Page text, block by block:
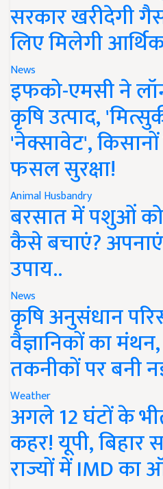
सरकार खरीदेगी
लिए मिलेगी
News
इफको-एमसी ने
कृषि उत्पाद,
'नेक्सावेट',
फसल सुरक्षा!
Animal Husbandry
बरसात में पशुओं को
कैसे बचाएं?
उपाय..
News
कृषि अनुसंधान
वैज्ञानिकों का
तकनीकों पर बनी
Weather
अगले 12 घंटों के
कहर! यूपी, बिहार
राज्यों में IMD का